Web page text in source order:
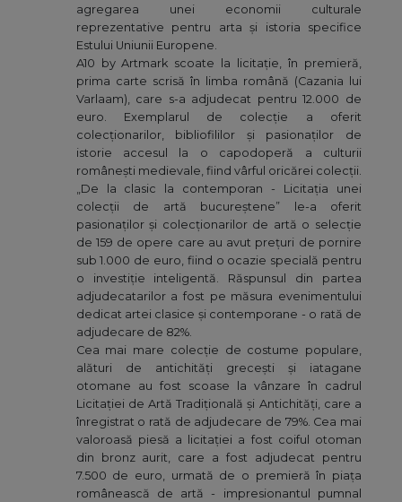
agregarea unei economii culturale
reprezentative pentru arta și istoria specifice
Estului Uniunii Europene.
A10 by Artmark scoate la licitație, în premieră,
prima carte scrisă în limba română (Cazania lui
Varlaam), care s-a adjudecat pentru 12.000 de
euro. Exemplarul de colecție a oferit
colecționarilor, bibliofililor și pasionaților de
istorie accesul la o capodoperă a culturii
românești medievale, fiind vârful oricărei colecții.
„De la clasic la contemporan - Licitația unei
colecții de artă bucureștene” le-a oferit
pasionaților și colecționarilor de artă o selecție
de 159 de opere care au avut prețuri de pornire
sub 1.000 de euro, fiind o ocazie specială pentru
o investiție inteligentă. Răspunsul din partea
adjudecatarilor a fost pe măsura evenimentului
dedicat artei clasice și contemporane - o rată de
adjudecare de 82%.
Cea mai mare colecție de costume populare,
alături de antichități grecești și iatagane
otomane au fost scoase la vânzare în cadrul
Licitației de Artă Tradițională și Antichități, care a
înregistrat o rată de adjudecare de 79%. Cea mai
valoroasă piesă a licitației a fost coiful otoman
din bronz aurit, care a fost adjudecat pentru
7.500 de euro, urmată de o premieră în piața
românească de artă - impresionantul pumnal